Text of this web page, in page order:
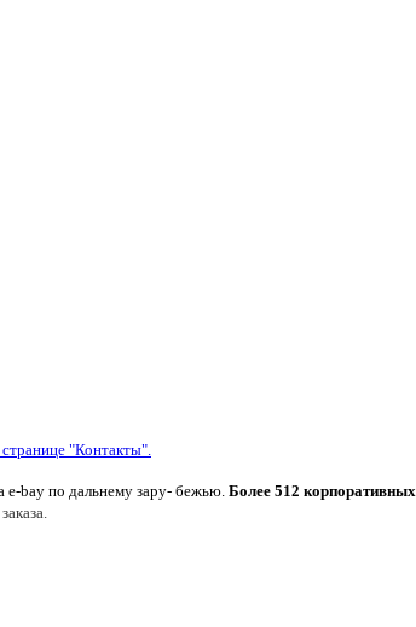
"Контакты".
e-bay по дальнему зару- бежью. Более 512 корпоративных